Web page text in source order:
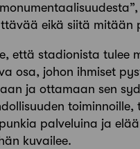
eikä siitä mitään
että stadionista tulee
osa, johon ihmiset
ja ottamaan sen
toiminnoille,
palveluina ja
kuvailee.